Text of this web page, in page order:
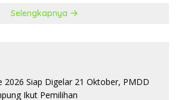
Selengkapnya